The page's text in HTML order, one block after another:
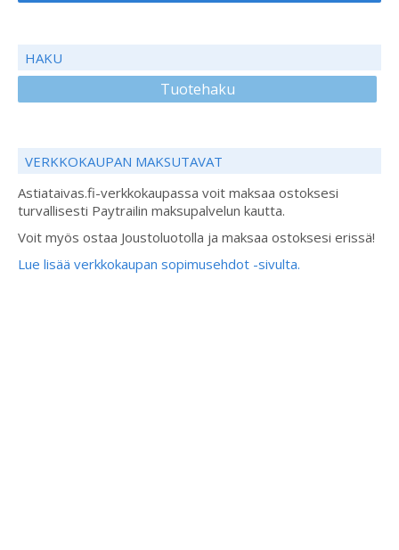
HAKU
Tuotehaku
VERKKOKAUPAN MAKSUTAVAT
Astiataivas.fi-verkkokaupassa voit maksaa ostoksesi
turvallisesti Paytrailin maksupalvelun kautta.
Voit myös ostaa Joustoluotolla ja maksaa ostoksesi erissä!
Lue lisää verkkokaupan sopimusehdot -sivulta.